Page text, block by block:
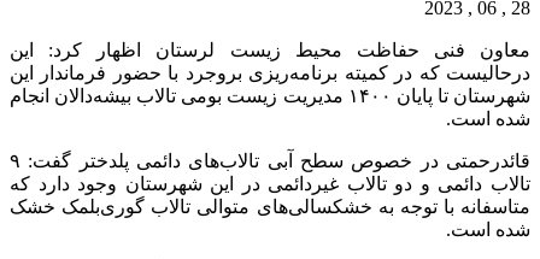
28 , 06 , 2023
معاون فنی حفاظت محیط زیست لرستان اظهار کرد: این
درحالیست که در کمیته برنامه‌ریزی بروجرد با حضور فرماندار این
شهرستان تا پایان ۱۴۰۰ مدیریت زیست بومی تالاب بیشه‌دالان انجام
شده است.
قائدرحمتی در خصوص سطح آبی تالاب‌های دائمی پلدختر گفت: ۹
تالاب دائمی و دو تالاب غیردائمی در این شهرستان وجود دارد که
متاسفانه با توجه به خشکسالی‌های متوالی تالاب گوری‌بلمک خشک
شده است.